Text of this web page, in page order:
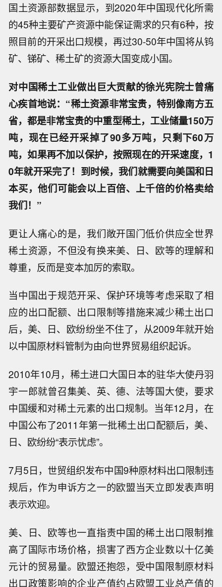
国土资源部数据显示，到2020年中国现代化所需
的45种主要矿产资源中能保证需求的只有6种，按
照目前的开采出口规模，再过30-50年中国将从钨
矿、锑矿、稀土矿的资源大国变成小国。
对中国稀土工业做出巨大贡献的徐光宪院士曾痛
心疾首地说：“稀土资源非常宝贵，特别像南方五
省，都是非常宝贵的中重型稀土，工业储量150万
吨，现在已经开采掉了90多万吨，只剩下60万
吨，如果再不加以保护，按照现在的开采速度，1
0年就开采完了！到时候，我们就需要向美国和日
本买，他们可能会以上百倍、上千倍的价格卖给
我们！”
更让人痛心的是，我们敞开国门低价供应全世界
稀土资源，不但没有换来美、日、欧等的理解和
尊重，反而是变本加厉的索取。
当中国出于规范开采、保护环境等考虑采取了相
应的出口配额、出口限制等措施来减少稀土出口
后，美、日、欧纷纷坐不住了，从2009年就开始
以中国原材料管制为由向世界贸易组织起诉。
2010年10月，稀土进口大国日本的驻华大使丹羽
宇一郎就曾召集美、英、德、法等国大使，要求
中国缓和对稀土元素的出口规制。当年12月，在
中国公布了2011年第一批稀土出口配额后，美、
日、欧纷纷“表示忧虑”。
7月5日，世贸组织发布中国9种原材料出口限制违
规后，作为申诉方之一的欧盟当天立即发表声明
表示欢迎。
美、日、欧等也一直指责中国的稀土出口限制推
高了国际市场价格，损害了西方企业数以十亿美
元计的贸易量。欧盟还抱怨，受中国限制原材料
出口政策影响的企业产值约占欧盟工业总产值的